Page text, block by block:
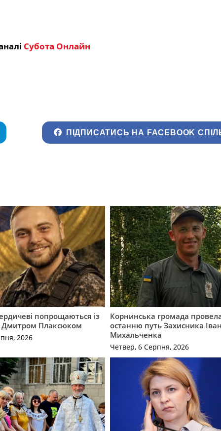
Субота Онлайн
ПІДПИСАТИСЬ НА FACEBOOK
попрощаються із
Дмитром Плаксюком
2026
Корнинська громада
останню путь Захисника
Михальченка
Четвер, 6 Серпня, 2026